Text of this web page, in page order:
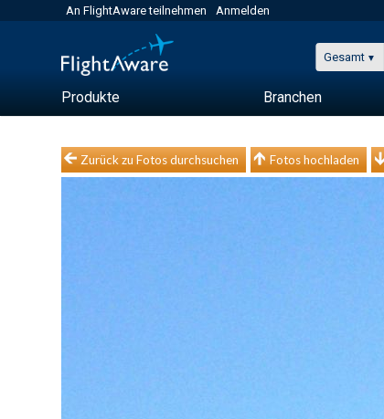
An FlightAware teilnehmen Anmelden
Gesamt
Produkte Branchen
Zurück zu Fotos durchsuchen Fotos hochladen